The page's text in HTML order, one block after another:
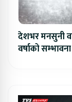
देशभर मनसुनी
वर्षाको सम्भावना